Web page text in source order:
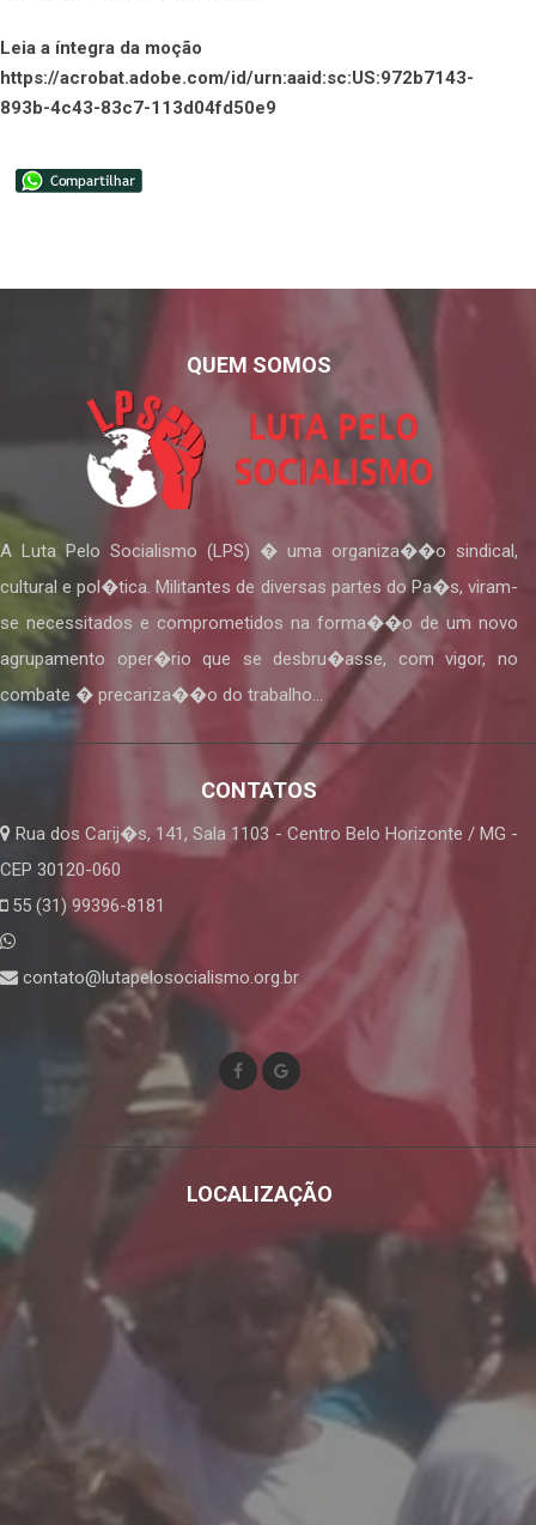
Leia a íntegra da moção
https://acrobat.adobe.com/id/urn:aaid:sc:US:972b7143-
893b-4c43-83c7-113d04fd50e9
QUEM SOMOS
A Luta Pelo Socialismo (LPS) � uma organiza��o sindical,
cultural e pol�tica. Militantes de diversas partes do Pa�s, viram-
se necessitados e comprometidos na forma��o de um novo
agrupamento oper�rio que se desbru�asse, com vigor, no
combate � precariza��o do trabalho...
CONTATOS
Rua dos Carij�s, 141, Sala 1103 - Centro Belo Horizonte / MG -
CEP 30120-060
55 (31) 99396-8181
contato@lutapelosocialismo.org.br
LOCALIZAÇÃO